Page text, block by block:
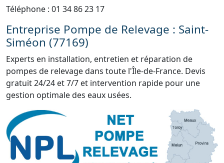
Téléphone : 01 34 86 23 17
Entreprise Pompe de Relevage : Saint-
Siméon (77169)
Experts en installation, entretien et réparation de
pompes de relevage dans toute l'Île-de-France. Devis
gratuit 24/24 et 7/7 et intervention rapide pour une
gestion optimale des eaux usées.